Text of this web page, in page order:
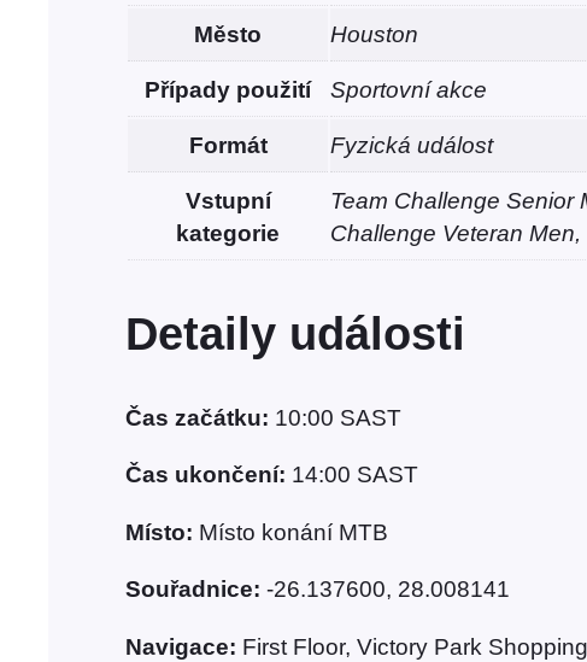
Město Houston
Případy použití Sportovní akce
Formát Fyzická událost
Vstupní
kategorie
Team Challenge Senior
Challenge Veteran
Detaily události
Čas začátku: 10:00 SAST
Čas ukončení: 14:00 SAST
Místo: Místo konání MTB
Souřadnice: -26.137600, 28.008141
Navigace: First Floor, Victory Park